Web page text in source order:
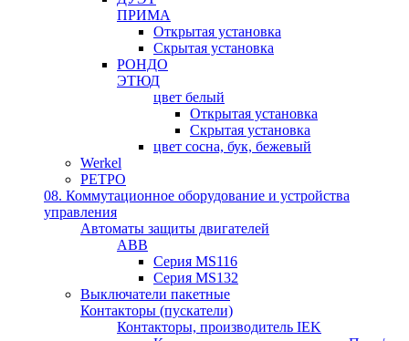
ПРИМА
Открытая установка
Скрытая установка
РОНДО
ЭТЮД
цвет белый
Открытая установка
Скрытая установка
цвет сосна, бук, бежевый
Werkel
РЕТРО
08. Коммутационное оборудование и устройства
управления
Автоматы защиты двигателей
ABB
Серия MS116
Серия MS132
Выключатели пакетные
Контакторы (пускатели)
Контакторы, производитель IEK